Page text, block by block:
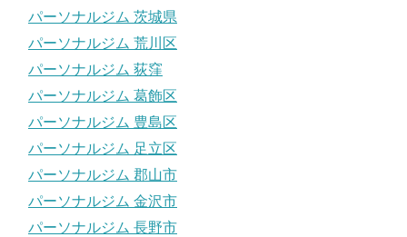
パーソナルジム 茨城県
パーソナルジム 荒川区
パーソナルジム 荻窪
パーソナルジム 葛飾区
パーソナルジム 豊島区
パーソナルジム 足立区
パーソナルジム 郡山市
パーソナルジム 金沢市
パーソナルジム 長野市